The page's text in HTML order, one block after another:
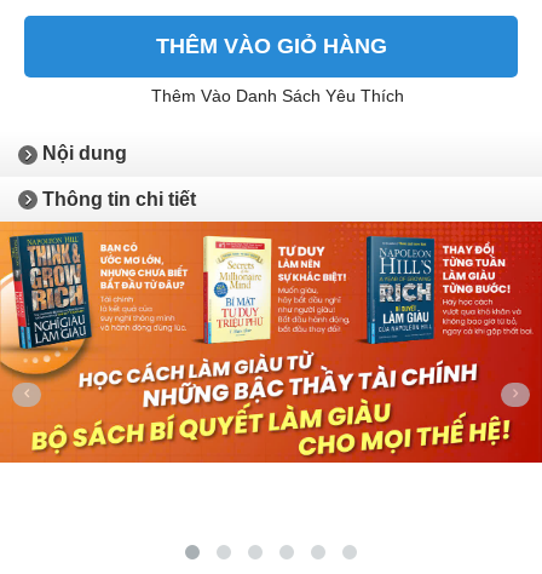
THÊM VÀO GIỎ HÀNG
Thêm Vào Danh Sách Yêu Thích
Nội dung
Thông tin chi tiết